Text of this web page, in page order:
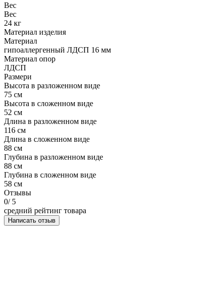
Вес
Вес
24 кг
Материал изделия
Материал
гипоаллергенный ЛДСП 16 мм
Материал опор
ЛДСП
Размери
Высота в разложенном виде
75 см
Высота в сложенном виде
52 см
Длина в разложенном виде
116 см
Длина в сложенном виде
88 см
Глубина в разложенном виде
88 см
Глубина в сложенном виде
58 см
Отзывы
0/ 5
средний рейтинг товара
Написать отзыв